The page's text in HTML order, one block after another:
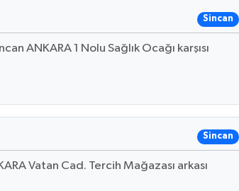
Sincan
ANKARA 1 Nolu Sağlık Ocağı karşısı
Sincan
Vatan Cad. Tercih Mağazası arkası